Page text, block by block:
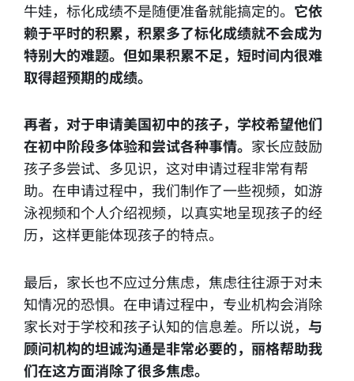
牛娃，标化成绩不是随便准备就能搞定的。 它依
赖于平时的积累，积累多了标化成绩就不会成为
特别大的难题。但如果积累不足，短时间内很难
取得超预期的成绩。
再者，对于申请美国初中的孩子，学校希望他们
在初中阶段多体验和尝试各种事情。 家长应鼓励
孩子多尝试、多见识，这对申请过程非常有帮
助。在申请过程中，我们制作了一些视频，如游
泳视频和个人介绍视频，以真实地呈现孩子的经
历，这样更能体现孩子的特点。
最后，家长也不应过分焦虑，焦虑往往源于对未
知情况的恐惧。在申请过程中，专业机构会消除
家长对于学校和孩子认知的信息差。所以说， 与
顾问机构的坦诚沟通是非常必要的，丽格帮助我
们在这方面消除了很多焦虑。